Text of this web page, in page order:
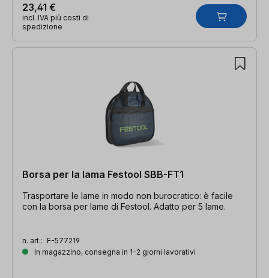
23,41 €
incl. IVA più costi di
spedizione
Borsa per la lama Festool SBB-FT1
Trasportare le lame in modo non burocratico: è facile
con la borsa per lame di Festool. Adatto per 5 lame.
n. art.: F-577219
In magazzino, consegna in 1-2 giorni lavorativi